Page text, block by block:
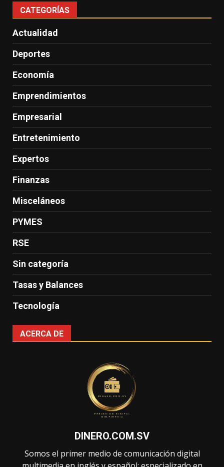
CATEGORÍAS
Actualidad
Deportes
Economía
Emprendimientos
Empresarial
Entretenimiento
Expertos
Finanzas
Misceláneos
PYMES
RSE
Sin categoría
Tasas y Balances
Tecnología
ACERCA DE
DINERO.COM.SV
Somos el primer medio de comunicación digital